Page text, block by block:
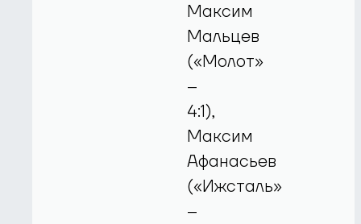
Максим
Мальцев
(«Молот»
–
4:1),
Максим
Афанасьев
(«Ижсталь»
–